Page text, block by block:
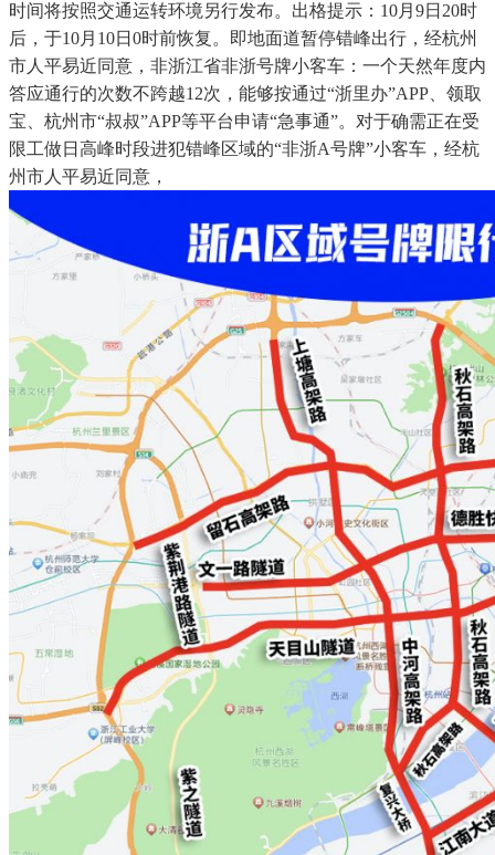
时间将按照交通运转环境另行发布。出格提示：10月9日20时
后，于10月10日0时前恢复。即地面道暂停错峰出行，经杭州
市人平易近同意，非浙江省非浙号牌小客车：一个天然年度内
答应通行的次数不跨越12次，能够按通过“浙里办”APP、领取
宝、杭州市“叔叔”APP等平台申请“急事通”。对于确需正在受
限工做日高峰时段进犯错峰区域的“非浙A号牌”小客车，经杭
州市人平易近同意，